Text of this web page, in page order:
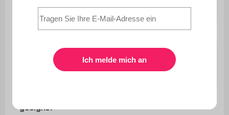
Garantie 2 Jahre
Maschinenwaschbar Nein
Für Fußbodenheizung
Ja
geeignet